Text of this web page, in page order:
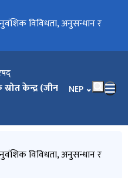
केन्द्र (जीन भाषा चयन गर्नुहोस्
NEP
विविधता, अनुसन्धान र
विविधता, अनुसन्धान र
यसको सुधार-संरक्षण लगाएर